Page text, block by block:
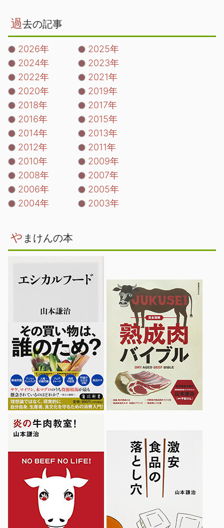
過去の記事
2026年
2025年
2024年
2023年
2022年
2021年
2020年
2019年
2018年
2017年
2016年
2015年
2014年
2013年
2012年
2011年
2010年
2009年
2008年
2007年
2006年
2005年
2004年
2003年
や まけんの本